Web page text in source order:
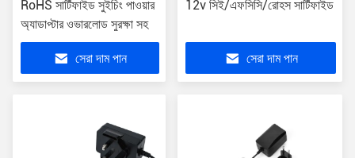
RoHS সার্টিফাইড সুইচিং পাওয়ার
অ্যাডাপ্টার ওভারলোড সুরক্ষা সহ
সেরা দাম পান
12v সিই/এফসিসি/রোহস সার্টিফাইড
সেরা দাম পান